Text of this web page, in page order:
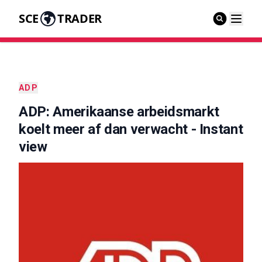
SCE TRADER
ADP
ADP: Amerikaanse arbeidsmarkt
koelt meer af dan verwacht - Instant
view